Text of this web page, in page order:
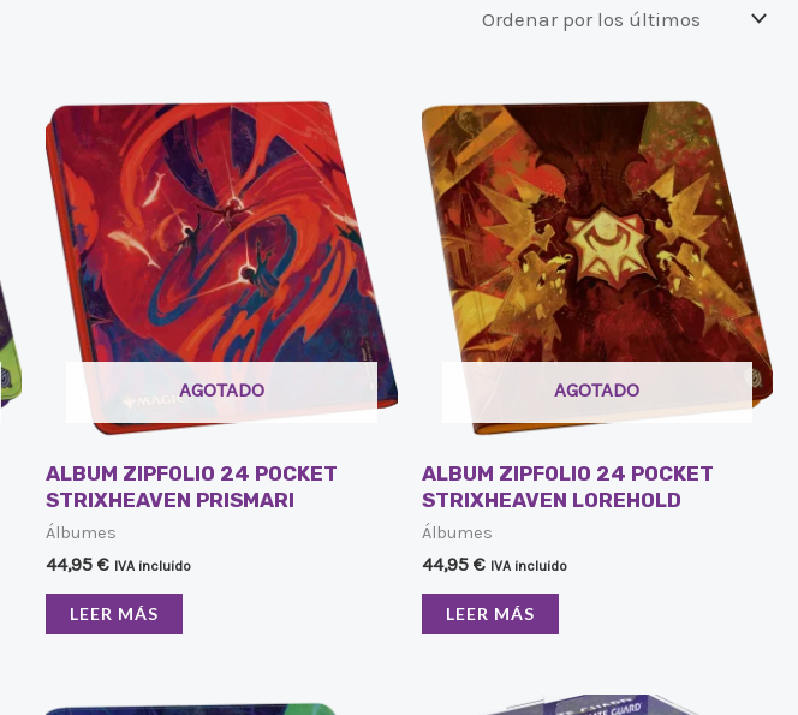
AGOTADO
ALBUM ZIPFOLIO 24 POCKET
STRIXHEAVEN PRISMARI
Álbumes
44,95€ IVA incluido
LEER MÁS
AGOTADO
ALBUM ZIPFOLIO 24 POCKET
STRIXHEAVEN LOREHOLD
Álbumes
44,95 € IVA incluido
LEER MÁS